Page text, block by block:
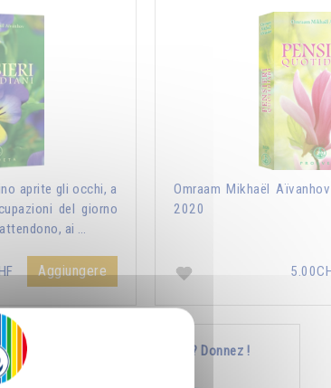
aprite gli occhi, a
del giorno
ai …
Aggiungere
Omraam Mikhaël
2020
Vous voulez vous enrichir ? Donnez !